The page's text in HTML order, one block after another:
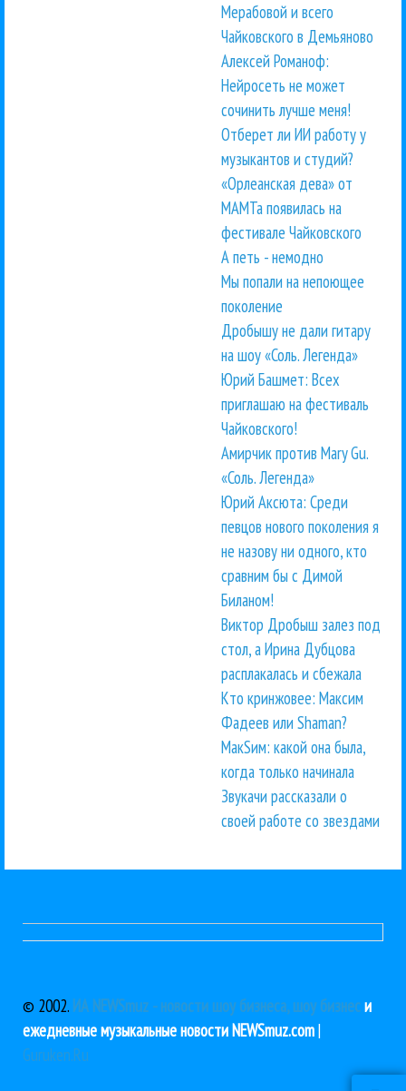
Мерабовой и всего
Чайковского в Демьяново
Алексей Романоф:
Нейросеть не может
сочинить лучше меня!
Отберет ли ИИ работу у
музыкантов и студий?
«Орлеанская дева» от
МАМТа появилась на
фестивале Чайковского
А петь - немодно
Мы попали на непоющее
поколение
Дробышу не дали гитару
на шоу «Соль. Легенда»
Юрий Башмет: Всех
приглашаю на фестиваль
Чайковского!
Амирчик против Mary Gu.
«Соль. Легенда»
Юрий Аксюта: Среди
певцов нового поколения я
не назову ни одного, кто
сравним бы с Димой
Биланом!
Виктор Дробыш залез под
стол, а Ирина Дубцова
расплакалась и сбежала
Кто кринжовее: Максим
Фадеев или Shaman?
МакSим: какой она была,
когда только начинала
Звукачи рассказали о
своей работе со звездами
© 2002. ИА NEWSmuz - новости шоу бизнеса, шоу бизнеси
ежедневные музыкальные новости NEWSmuz.com|
Guruken.Ru